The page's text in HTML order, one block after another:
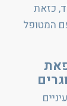
כזאת
המטופל